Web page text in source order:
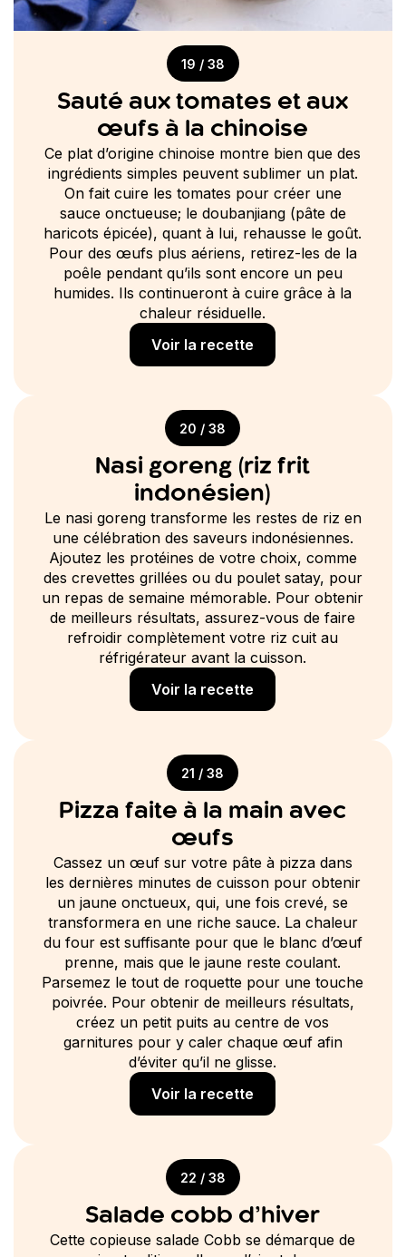
19 / 38
Sauté aux tomates et aux
œufs à la chinoise
Ce plat d’origine chinoise montre bien que des
ingrédients simples peuvent sublimer un plat.
On fait cuire les tomates pour créer une
sauce onctueuse; le doubanjiang (pâte de
haricots épicée), quant à lui, rehausse le goût.
Pour des œufs plus aériens, retirez-les de la
poêle pendant qu’ils sont encore un peu
humides. Ils continueront à cuire grâce à la
chaleur résiduelle.
Voir la recette
20 / 38
Nasi goreng (riz frit
indonésien)
Le nasi goreng transforme les restes de riz en
une célébration des saveurs indonésiennes.
Ajoutez les protéines de votre choix, comme
des crevettes grillées ou du poulet satay, pour
un repas de semaine mémorable. Pour obtenir
de meilleurs résultats, assurez-vous de faire
refroidir complètement votre riz cuit au
réfrigérateur avant la cuisson.
Voir la recette
21 / 38
Pizza faite à la main avec
œufs
Cassez un œuf sur votre pâte à pizza dans
les dernières minutes de cuisson pour obtenir
un jaune onctueux, qui, une fois crevé, se
transformera en une riche sauce. La chaleur
du four est suffisante pour que le blanc d’œuf
prenne, mais que le jaune reste coulant.
Parsemez le tout de roquette pour une touche
poivrée. Pour obtenir de meilleurs résultats,
créez un petit puits au centre de vos
garnitures pour y caler chaque œuf afin
d’éviter qu’il ne glisse.
Voir la recette
22 / 38
Salade cobb d’hiver
Cette copieuse salade Cobb se démarque de